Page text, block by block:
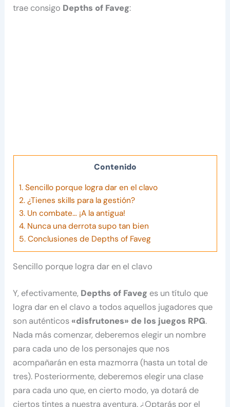
trae consigo Depths of Faveg:
Contenido
1.Sencillo porque logra dar en el clavo
2.¿Tienes skills para la gestión?
3.Un combate… ¡A la antigua!
4.Nunca una derrota supo tan bien
5.Conclusiones de Depths of Faveg
Sencillo porque logra dar en el clavo
Y, efectivamente, Depths of Faveg es un título que
logra dar en el clavo a todos aquellos jugadores que
son auténticos «disfrutones» de los juegos RPG.
Nada más comenzar, deberemos elegir un nombre
para cada uno de los personajes que nos
acompañarán en esta mazmorra (hasta un total de
tres). Posteriormente, deberemos elegir una clase
para cada uno que, en cierto modo, ya dotará de
ciertos tintes a nuestra aventura. ¿Optarás por el